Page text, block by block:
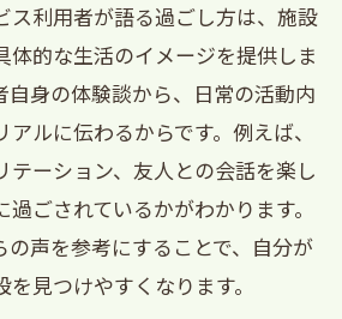
る西宮市デイサービスの魅力
かる西宮市デイサービスの特
ビス
サービス利用者の体験が選択
ス利用者が語る過ごし方は、施設
体的な生活のイメージを提供しま
自身の体験談から、日常の活動内
ルに伝わるからです。例えば、
テーション、友人との会話を楽し
ごされているかがわかります。
の声を参考にすることで、自分が
見つけやすくなります。